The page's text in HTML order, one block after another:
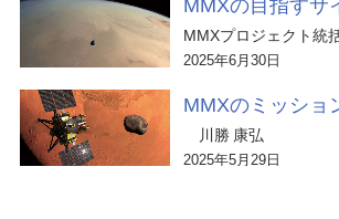
MMXプロジェクト
2025年6月30日
MMXのミッショ
川勝 康弘
2025年5月29日